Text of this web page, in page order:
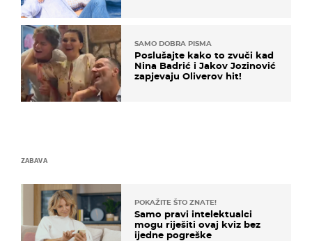
SAMO DOBRA PISMA
Poslušajte kako to zvuči kad
Nina Badrić i Jakov Jozinović
zapjevaju Oliverov hit!
ZABAVA
POKAŽITE ŠTO ZNATE!
Samo pravi intelektualci
mogu riješiti ovaj kviz bez
ijedne pogreške